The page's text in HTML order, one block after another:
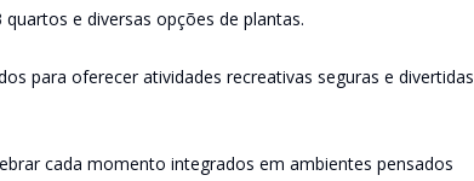
e diversas opções de plantas.
para oferecer atividades recreativas seguras e divertidas
cada momento integrados em ambientes pensados